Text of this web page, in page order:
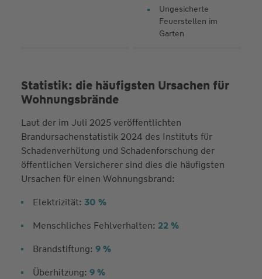
Ungesicherte
Feuerstellen im
Garten
Statistik: die häufigsten Ursachen für
Wohnungsbrände
Laut der im Juli 2025 veröffentlichten
Brandursachenstatistik 2024 des Instituts für
Schadenverhütung und Schadenforschung der
öffentlichen Versicherer sind dies die häufigsten
Ursachen für einen Wohnungsbrand:
Elektrizität: 30 %
Menschliches Fehlverhalten: 22 %
Brandstiftung: 9 %
Überhitzung: 9 %